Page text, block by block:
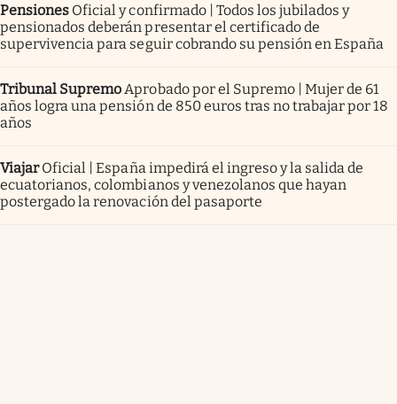
Pensiones Oficial y confirmado | Todos los jubilados y
pensionados deberán presentar el certificado de
supervivencia para seguir cobrando su pensión en España
Tribunal Supremo Aprobado por el Supremo | Mujer de 61
años logra una pensión de 850 euros tras no trabajar por 18
años
Viajar Oficial | España impedirá el ingreso y la salida de
ecuatorianos, colombianos y venezolanos que hayan
postergado la renovación del pasaporte